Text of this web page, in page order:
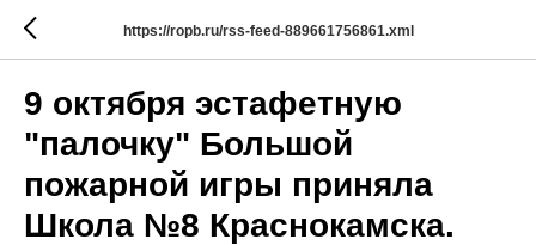
https://ropb.ru/rss-feed-889661756861.xml
9 октября эстафетную
"палочку" Большой
пожарной игры приняла
Школа №8 Краснокамска.